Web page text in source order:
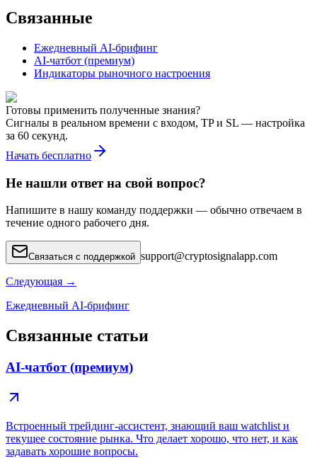
Связанные
Ежедневный AI-брифинг
AI-чатбот (премиум)
Индикаторы рыночного настроения
Готовы применить полученные знания?
Сигналы в реальном времени с входом, TP и SL — настройка
за 60 секунд.
Начать бесплатно
Не нашли ответ на свой вопрос?
Напишите в нашу команду поддержки — обычно отвечаем в
течение одного рабочего дня.
Связаться с поддержкой support@cryptosignalapp.com
Следующая →
Ежедневный AI-брифинг
Связанные статьи
AI-чатбот (премиум)
Встроенный трейдинг-ассистент, знающий ваш watchlist и
текущее состояние рынка. Что делает хорошо, что нет, и как
задавать хорошие вопросы.